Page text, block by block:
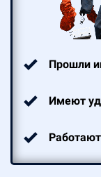
Прошли
Имеют